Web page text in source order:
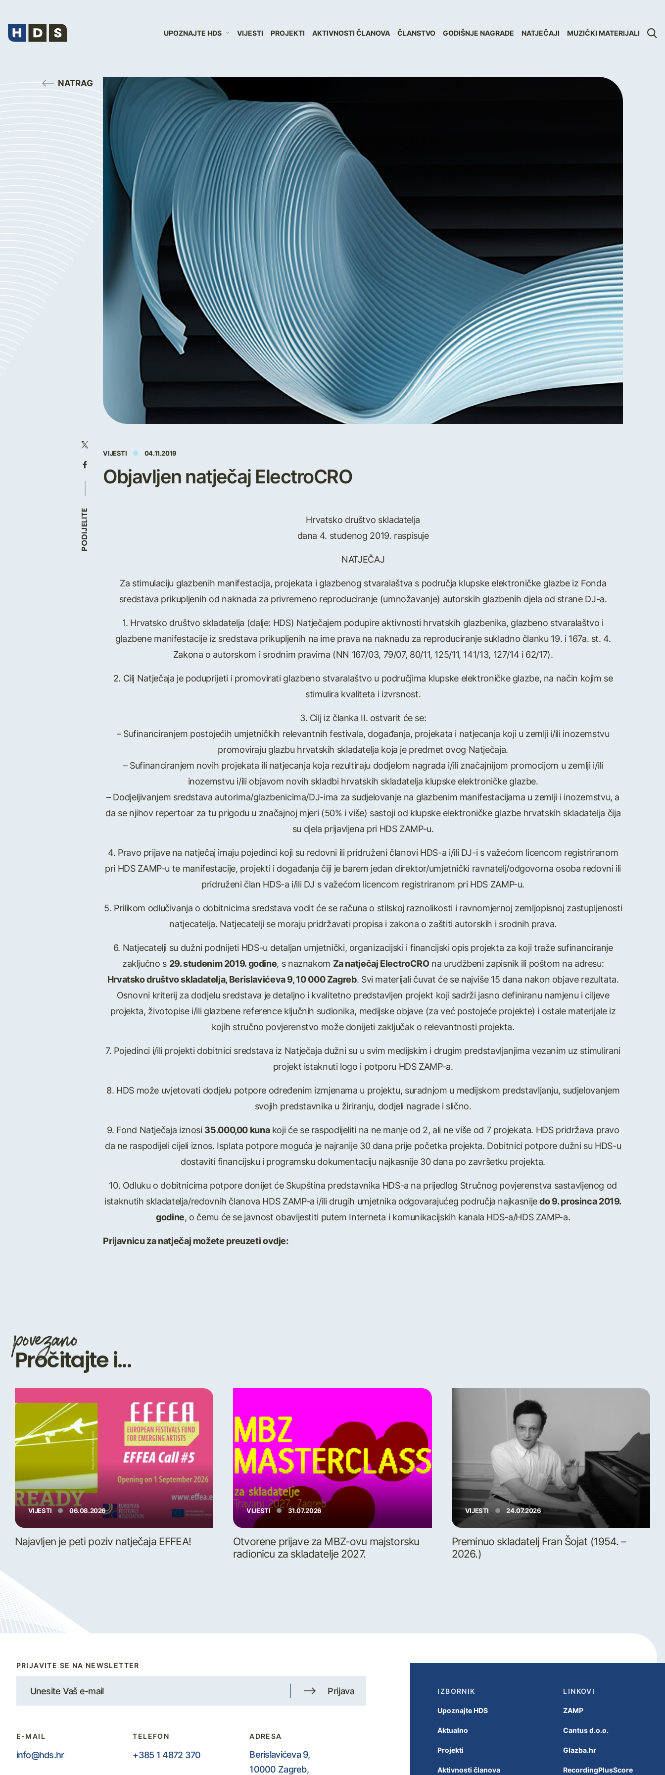
UPOZNAJTE HDS VIJESTI PROJEKTI AKTIVNOSTI ČLANOVA ČLANSTVO GODIŠNJE NAGRADE NATJEČAJI MUZIČKI MATERIJALI
NATRAG
PODIJELITE
VIJESTI 04.11.2019
Objavljen natječaj ElectroCRO
Hrvatsko društvo skladatelja
dana 4. studenog 2019. raspisuje
NATJEČAJ
Za stimulaciju glazbenih manifestacija, projekata i glazbenog stvaralaštva s područja klupske elektroničke glazbe iz Fonda
sredstava prikupljenih od naknada za privremeno reproduciranje (umnožavanje) autorskih glazbenih djela od strane DJ-a.
1. Hrvatsko društvo skladatelja (dalje: HDS) Natječajem podupire aktivnosti hrvatskih glazbenika, glazbeno stvaralaštvo i
glazbene manifestacije iz sredstava prikupljenih na ime prava na naknadu za reproduciranje sukladno članku 19. i 167a. st. 4.
Zakona o autorskom i srodnim pravima (NN 167/03, 79/07, 80/11, 125/11, 141/13, 127/14 i 62/17).
2. Cilj Natječaja je poduprijeti i promovirati glazbeno stvaralaštvo u područjima klupske elektroničke glazbe, na način kojim se
stimulira kvaliteta i izvrsnost.
3. Cilj iz članka II. ostvarit će se:
– Sufinanciranjem postojećih umjetničkih relevantnih festivala, događanja, projekata i natjecanja koji u zemlji i/ili inozemstvu
promoviraju glazbu hrvatskih skladatelja koja je predmet ovog Natječaja.
– Sufinanciranjem novih projekata ili natjecanja koja rezultiraju dodjelom nagrada i/ili značajnijom promocijom u zemlji i/ili
inozemstvu i/ili objavom novih skladbi hrvatskih skladatelja klupske elektroničke glazbe.
– Dodjeljivanjem sredstava autorima/glazbenicima/DJ-ima za sudjelovanje na glazbenim manifestacijama u zemlji i inozemstvu, a
da se njihov repertoar za tu prigodu u značajnoj mjeri (50% i više) sastoji od klupske elektroničke glazbe hrvatskih skladatelja čija
su djela prijavljena pri HDS ZAMP-u.
4. Pravo prijave na natječaj imaju pojedinci koji su redovni ili pridruženi članovi HDS-a i/ili DJ-i s važećom licencom registriranom
pri HDS ZAMP-u te manifestacije, projekti i događanja čiji je barem jedan direktor/umjetnički ravnatelj/odgovorna osoba redovni ili
pridruženi član HDS-a i/ili DJ s važećom licencom registriranom pri HDS ZAMP-u.
5. Prilikom odlučivanja o dobitnicima sredstava vodit će se računa o stilskoj raznolikosti i ravnomjernoj zemljopisnoj zastupljenosti
natjecatelja. Natjecatelji se moraju pridržavati propisa i zakona o zaštiti autorskih i srodnih prava.
6. Natjecatelji su dužni podnijeti HDS-u detaljan umjetnički, organizacijski i financijski opis projekta za koji traže sufinanciranje
zaključno s 29. studenim 2019. godine, s naznakom Za natječaj ElectroCROna urudžbeni zapisnik ili poštom na adresu:
Hrvatsko društvo skladatelja, Berislavićeva 9, 10 000 Zagreb. Svi materijali čuvat će se najviše 15 dana nakon objave rezultata.
Osnovni kriterij za dodjelu sredstava je detaljno i kvalitetno predstavljen projekt koji sadrži jasno definiranu namjenu i ciljeve
projekta, životopise i/ili glazbene reference ključnih sudionika, medijske objave (za već postojeće projekte) i ostale materijale iz
kojih stručno povjerenstvo može donijeti zaključak o relevantnosti projekta.
7. Pojedinci i/ili projekti dobitnici sredstava iz Natječaja dužni su u svim medijskim i drugim predstavljanjima vezanim uz stimulirani
projekt istaknuti logo i potporu HDS ZAMP-a.
8. HDS može uvjetovati dodjelu potpore određenim izmjenama u projektu, suradnjom u medijskom predstavljanju, sudjelovanjem
svojih predstavnika u žiriranju, dodjeli nagrade i slično.
9. Fond Natječaja iznosi35.000,00 kunakoji će se raspodijeliti na ne manje od 2, ali ne više od 7 projekata. HDS pridržava pravo
da ne raspodijeli cijeli iznos. Isplata potpore moguća je najranije 30 dana prije početka projekta. Dobitnici potpore dužni su HDS-u
dostaviti financijsku i programsku dokumentaciju najkasnije 30 dana po završetku projekta.
10. Odluku o dobitnicima potpore donijet će Skupština predstavnika HDS-a na prijedlog Stručnog povjerenstva sastavljenog od
istaknutih skladatelja/redovnih članova HDS ZAMP-a i/ili drugih umjetnika odgovarajućeg područja najkasnijedo 9. prosinca 2019.
godine, o čemu će se javnost obavijestiti putem Interneta i komunikacijskih kanala HDS-a/HDS ZAMP-a.
Prijavnicu za natječaj možete preuzeti ovdje:
povezano
Pročitajte i...
VIJESTI 06.08.2026
Najavljen je peti poziv natječaja EFFEA!
VIJESTI 31.07.2026
Otvorene prijave za MBZ-ovu majstorsku
radionicu za skladatelje 2027.
VIJESTI 24.07.2026
Preminuo skladatelj Fran Šojat (1954. –
2026.)
PRIJAVITE SE NA NEWSLETTER
Prijava
E-MAIL
info@hds.hr
TELEFON
+385 1 4872 370
ADRESA
Berislavićeva 9,
10000 Zagreb,
IZBORNIK
Upoznajte HDS
Aktualno
Projekti
Aktivnosti članova
LINKOVI
ZAMP
Cantus d.o.o.
Glazba.hr
RecordingPlusScore